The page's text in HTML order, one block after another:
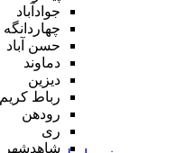
جوادآباد
چهاردانگه
حسن آباد
دماوند
دیزین
رباط کریم
رودهن
ری
شاهدشهر